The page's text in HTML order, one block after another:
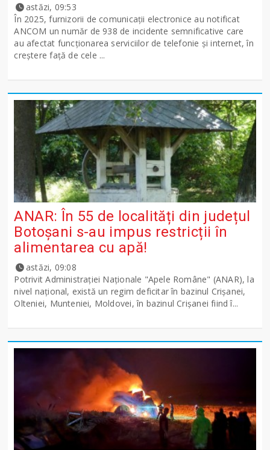
astăzi, 09:53
În 2025, furnizorii de comunicații electronice au notificat
ANCOM un număr de 938 de incidente semnificative care
au afectat funcționarea serviciilor de telefonie și internet, în
creștere față de cele ...
ANAR: În 55 de localități din județul
Botoșani s-au impus restricții în
alimentarea cu apă!
astăzi, 09:08
Potrivit Administraţiei Naţionale "Apele Române" (ANAR), la
nivel naţional, există un regim deficitar în bazinul Crişanei,
Olteniei, Munteniei, Moldovei, în bazinul Crişanei fiind î...